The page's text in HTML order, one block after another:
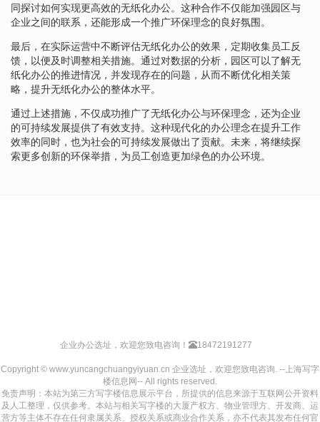
同探讨如何实现更高效的无纸化办公。这种合作不仅能加强园区与
企业之间的联系，还能形成一个推广环保理念的良好氛围。
最后，在实际运营中不断评估无纸化办公的效果，定期收集员工反
馈，以便及时调整相关措施。通过对数据的分析，园区可以了解无
纸化办公的推进情况，并发现存在的问题，从而不断优化相关策
略，提升无纸化办公的整体水平。
通过上述措施，不仅成功推广了无纸化办公与环保理念，还为企业
的可持续发展提供了有效支持。这种现代化的办公理念在提升工作
效率的同时，也为社会的可持续发展做出了贡献。未来，将继续探
索更多创新的环保举措，为员工创造更加绿色的办公环境。
企业办公选址，欢迎您致电咨询！ 18472191277
Copyright © www.yuncangchuangyiyuan.cn 企业选址，欢迎您致电咨询. --上海写字
楼信息网-- All rights reserved.
免责声明：本站为第三方写字楼信息展示平台，所提供的信息来源于互联网公开资料
及人工整理，仅供参考。本站与相关写字楼的大厦产权方、物业管理方、开发商、运
营方等主体不存在任何隶属关系、授权关系或商业合作关系，亦不代表其发布任何官